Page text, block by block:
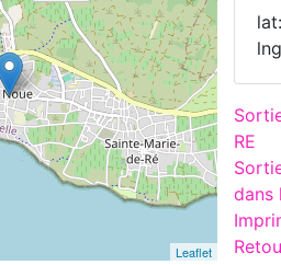
Leaflet
RE
dans